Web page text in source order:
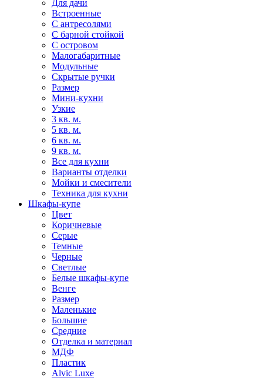
Для дачи
Встроенные
С антресолями
С барной стойкой
С островом
Малогабаритные
Модульные
Скрытые ручки
Размер
Мини-кухни
Узкие
3 кв. м.
5 кв. м.
6 кв. м.
9 кв. м.
Все для кухни
Варианты отделки
Мойки и смесители
Техника для кухни
Шкафы-купе
Цвет
Коричневые
Серые
Темные
Черные
Светлые
Белые шкафы-купе
Венге
Размер
Маленькие
Большие
Средние
Отделка и материал
МДФ
Пластик
Alvic Luxe